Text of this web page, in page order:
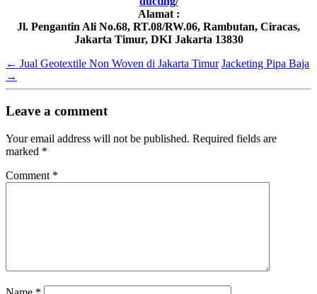
Alamat :
Jl. Pengantin Ali No.68, RT.08/RW.06, Rambutan, Ciracas,
Jakarta Timur, DKI Jakarta 13830
← Jual Geotextile Non Woven di Jakarta Timur Jacketing Pipa Baja
→
Leave a comment
Your email address will not be published. Required fields are
marked *
Comment *